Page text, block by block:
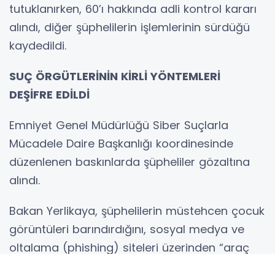
tutuklanırken, 60’ı hakkında adli kontrol kararı
alındı, diğer şüphelilerin işlemlerinin sürdüğü
kaydedildi.
SUÇ ÖRGÜTLERİNİN KİRLİ YÖNTEMLERİ
DEŞİFRE EDİLDİ
Emniyet Genel Müdürlüğü Siber Suçlarla
Mücadele Daire Başkanlığı koordinesinde
düzenlenen baskınlarda şüpheliler gözaltına
alındı.
Bakan Yerlikaya, şüphelilerin müstehcen çocuk
görüntüleri barındırdığını, sosyal medya ve
oltalama (phishing) siteleri üzerinden “araç